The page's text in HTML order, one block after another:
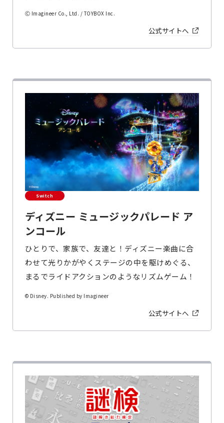
Ⓒ Imagineer Co., Ltd. / TOYBOX Inc.
公式サイトへ
Switch
ディズニー ミュージックパレード ア
ンコール
ひとりで、家族で、友達と！ディズニー楽曲に合
わせて光りかがやくステージの中を駆けめぐる、
まるでライドアクションのようなリズムゲーム！
© Disney. Published by Imagineer
公式サイトへ